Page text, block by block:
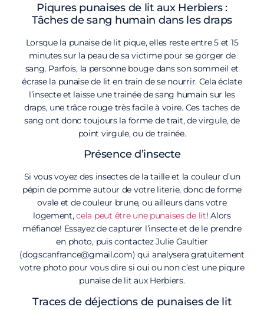
Piqures punaises de lit aux Herbiers :
Tâches de sang humain dans les draps
Lorsque la punaise de lit pique, elles reste entre 5 et 15
minutes sur la peau de sa victime pour se gorger de
sang. Parfois, la personne bouge dans son sommeil et
écrase la punaise de lit en train de se nourrir. Cela éclate
l’insecte et laisse une trainée de sang humain sur les
draps, une trâce rouge très facile à voire. Ces taches de
sang ont donc toujours la forme de trait, de virgule, de
point virgule, ou de trainée.
Présence d’insecte
Si vous voyez des insectes de la taille et la couleur d’un
pépin de pomme autour de votre literie, donc de forme
ovale et de couleur brune, ou ailleurs dans votre
logement,cela peut être une punaises de lit! Alors
méfiance! Essayez de capturer l’insecte et de le prendre
en photo, puis contactez Julie Gaultier
(dogscanfrance@gmail.com) qui analysera gratuitement
votre photo pour vous dire si oui ou non c’est une piqure
punaise de lit aux Herbiers.
Traces de déjections de punaises de lit